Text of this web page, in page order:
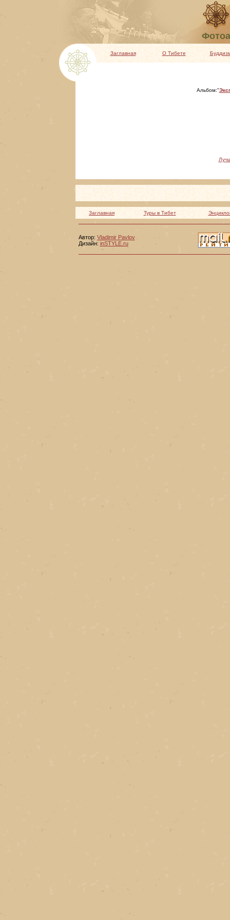
Заглавная О Тибете
Альбом:"
Заглавная Туры в Тибет
Автор: Vladimir Pavlov
Дизайн: inSTYLE.ru